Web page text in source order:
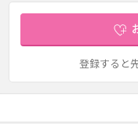
登録すると